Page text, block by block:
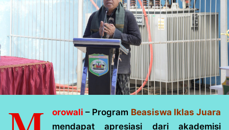
orowali – Program Beasiswa Iklas Juara
mendapat apresiasi dari akademisi